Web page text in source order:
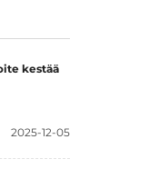
kestää
2025-12-05